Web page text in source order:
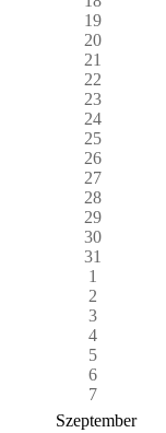
19
20
21
22
23
24
25
26
27
28
29
30
31
1
2
3
4
5
6
7
Szeptember